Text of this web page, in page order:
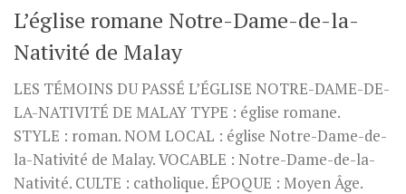
L’église romane Notre-Dame-de-la-
Nativité de Malay
LES TÉMOINS DU PASSÉ L’ÉGLISE NOTRE-DAME-DE-
LA-NATIVITÉ DE MALAY TYPE : église romane.
STYLE : roman. NOM LOCAL : église Notre-Dame-de-
la-Nativité de Malay. VOCABLE : Notre-Dame-de-la-
Nativité. CULTE : catholique. ÉPOQUE : Moyen Âge.